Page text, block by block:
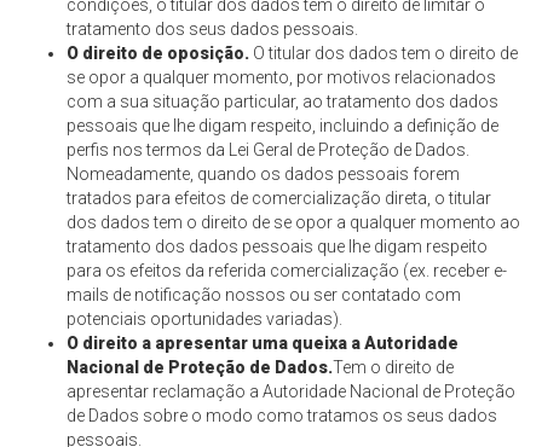
condições, o titular dos dados tem o direito de limitar o
tratamento dos seus dados pessoais.
O direito de oposição. O titular dos dados tem o direito de
se opor a qualquer momento, por motivos relacionados
com a sua situação particular, ao tratamento dos dados
pessoais que lhe digam respeito, incluindo a definição de
perfis nos termos da Lei Geral de Proteção de Dados.
Nomeadamente, quando os dados pessoais forem
tratados para efeitos de comercialização direta, o titular
dos dados tem o direito de se opor a qualquer momento ao
tratamento dos dados pessoais que lhe digam respeito
para os efeitos da referida comercialização (ex. receber e-
mails de notificação nossos ou ser contatado com
potenciais oportunidades variadas).
O direito a apresentar uma queixa a Autoridade
Nacional de Proteção de Dados.Tem o direito de
apresentar reclamação a Autoridade Nacional de Proteção
de Dados sobre o modo como tratamos os seus dados
pessoais.